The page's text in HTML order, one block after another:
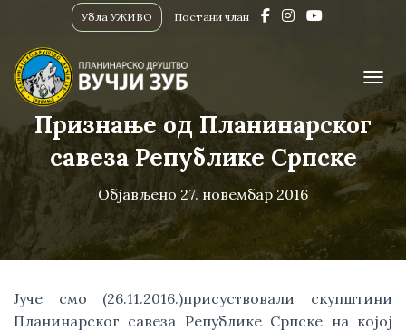
Убла УЖИВО Постани члан
Признање од Планинарског
савеза Републике Српске
Објављено 27. новембар 2016
Јуче смо (26.11.2016.)присуствовали скупштини
Планинарског савеза Републике Српске на којој